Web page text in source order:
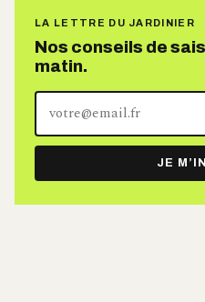
LA LETTRE DU JARDINIER
Nos conseils de
matin.
Votre
adresse
e-
mail
JE